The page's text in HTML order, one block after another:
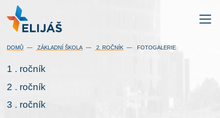
DOMŮ ZÁKLADNÍ ŠKOLA 2. ROČNÍK FOTOGALERIE
1 . ročník
2 . ročník
3 . ročník